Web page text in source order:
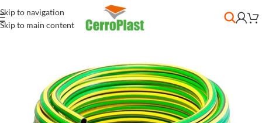
Skip to navigation
Skip to main content